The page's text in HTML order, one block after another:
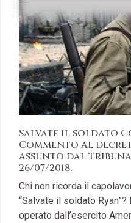
Salvate il soldato
Commento al
assunto dal
26/07/2018.
Chi non ricorda il
“Salvate il soldato
operato dall’esercito